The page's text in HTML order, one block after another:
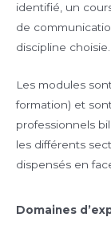
identifié, un
de
discipline choisie.
Les modules
formation) et
professionnels
les différents
dispensés en
Domaines